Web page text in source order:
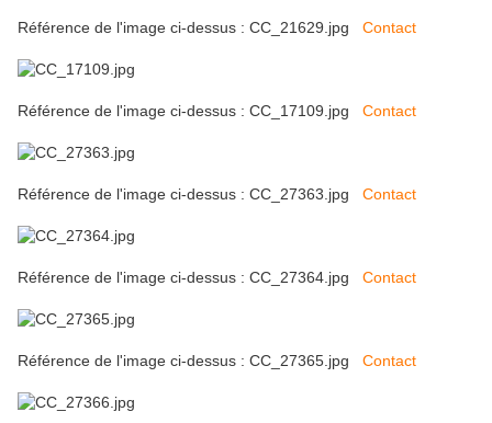
Référence de l'image ci-dessus : CC_21629.jpg Contact
Référence de l'image ci-dessus : CC_17109.jpg Contact
Référence de l'image ci-dessus : CC_27363.jpg Contact
Référence de l'image ci-dessus : CC_27364.jpg Contact
Référence de l'image ci-dessus : CC_27365.jpg Contact